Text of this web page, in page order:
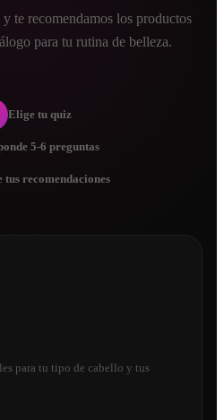
te recomendamos los productos
para tu rutina de belleza.
Elige tu quiz
5-6 preguntas
tus recomendaciones
para tu tipo de cabello y tus